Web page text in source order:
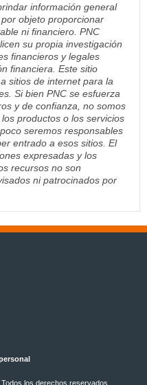
información general
objeto proporcionar
ni financiero. PNC
su propia investigación
financieros y legales
financiera. Este sitio
sitios de internet para la
Si bien PNC se esfuerza
y de confianza, no somos
productos o los servicios
seremos responsables
entrado a esos sitios. El
expresadas y los
recursos no son
ni patrocinados por
los derechos reservados.